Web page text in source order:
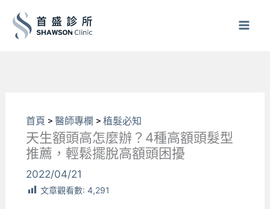
首頁 >醫師專欄 >植髮必知
天生額頭高怎麼辦？4種高額頭髮型
推薦，輕鬆擺脫高額頭困擾
2022/04/21
文章觀看數: 4,291